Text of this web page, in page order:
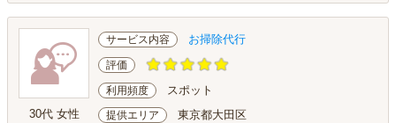
30代 女性
サービス内容 お掃除代行
評価
利用頻度 スポット
提供エリア 東京都大田区